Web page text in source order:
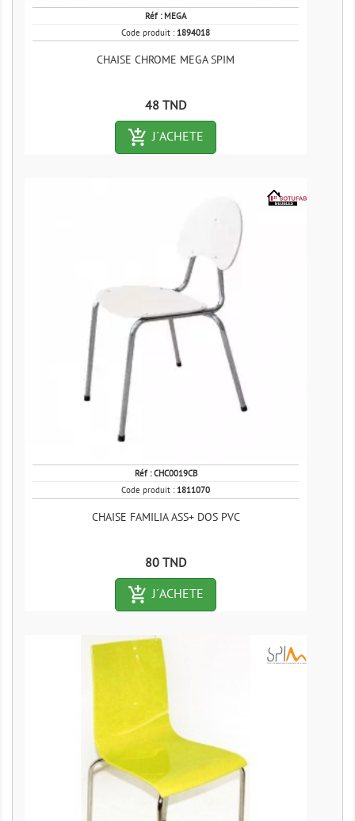
Réf : MEGA
Code produit : 1894018
CHAISE CHROME MEGA SPIM
Prix
48 TND
add_shopping_cart-outlined
J´ACHETE
Réf :CHC0019CB
Code produit : 1811070
CHAISE FAMILIA ASS+ DOS PVC
Prix
80 TND
add_shopping_cart-outlined
J´ACHETE